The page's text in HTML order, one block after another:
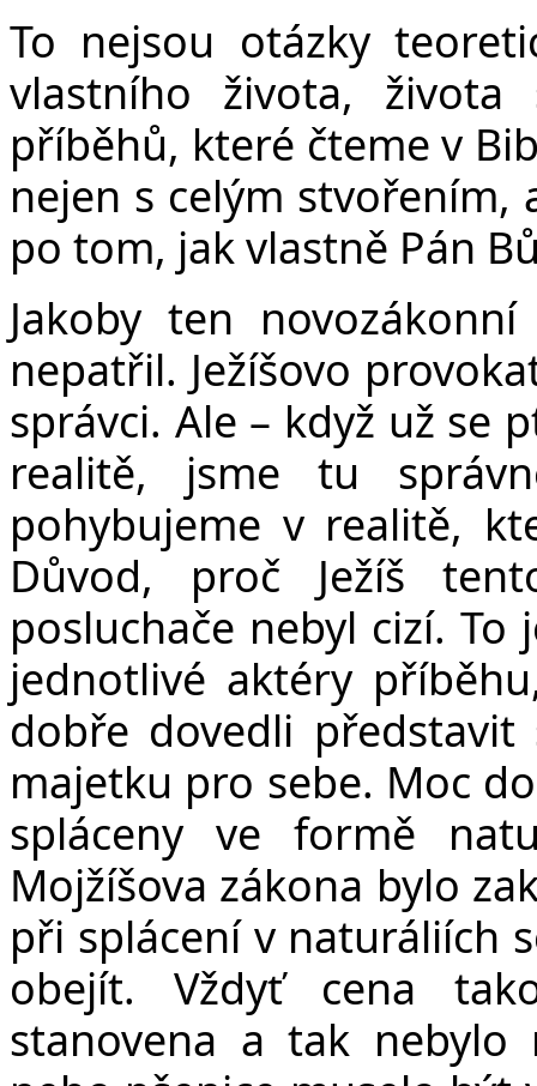
To nejsou otázky
vlastního života, života
příběhů, které čteme v
nejen s celým stvořením,
po tom, jak vlastně Pán
Jakoby ten
nepatřil. Ježíšovo
správci. Ale – když už se
realitě, jsme tu
pohybujeme v realitě,
Důvod, proč Ježíš
posluchače nebyl cizí.
jednotlivé aktéry
dobře dovedli představit
majetku pro sebe. Moc
spláceny ve formě
Mojžíšova zákona bylo
při splácení v naturáliích
obejít. Vždyť cena
stanovena a tak